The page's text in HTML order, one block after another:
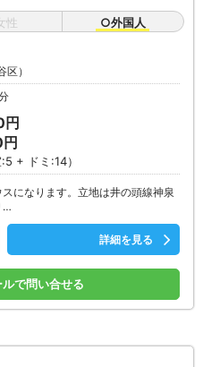
性 ○外国人
）
+ ドミ:14）
になります。立地は井の頭線神泉
…
詳細を見る
で問い合せる